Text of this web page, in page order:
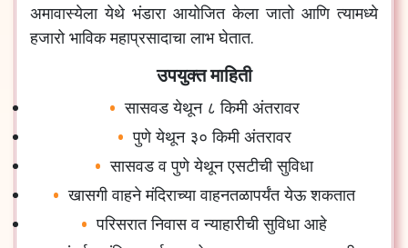
अमावास्येला येथे भंडारा आयोजित केला जातो आणि त्यामध्ये
हजारो भाविक महाप्रसादाचा लाभ घेतात.
उपयुक्त माहिती
सासवड येथून ८ किमी अंतरावर
पुणे येथून ३० किमी अंतरावर
सासवड व पुणे येथून एसटीची सुविधा
खासगी वाहने मंदिराच्या वाहनतळापर्यंत येऊ शकतात
परिसरात निवास व न्याहारीची सुविधा आहे